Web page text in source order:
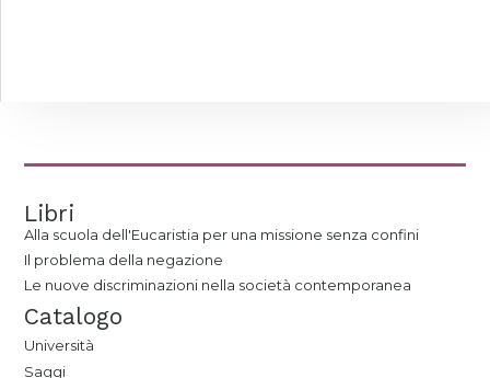
Libri
Alla scuola dell'Eucaristia per una missione senza confini
Il problema della negazione
Le nuove discriminazioni nella società contemporanea
Catalogo
Università
Saggi